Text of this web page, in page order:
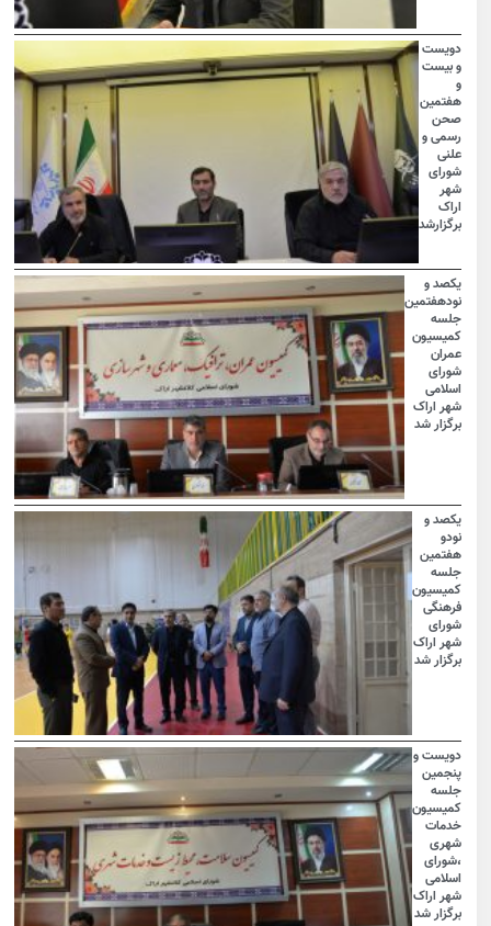
دویست
و بیست
هفتمین
صحن
رسمی و
علنی
شورای
شهر
اراک
برگزارشد
یکصد و
نودهفتمین
جلسه
کمیسیون
عمران
شورای
اسلامی
شهر اراک
برگزار شد
یکصد و
نودو
هفتمین
جلسه
کمیسیون
فرهنگی
شورای
شهر اراک
برگزار شد
دویست و
پنجمین
جلسه
کمیسیون
خدمات
شهری
،شورای
اسلامی
شهر اراک
برگزار شد